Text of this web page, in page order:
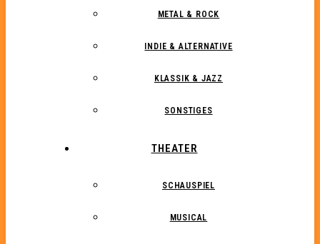
METAL & ROCK
INDIE & ALTERNATIVE
KLASSIK & JAZZ
SONSTIGES
THEATER
SCHAUSPIEL
MUSICAL